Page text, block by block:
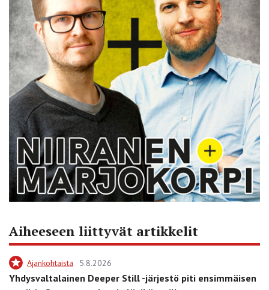
Aiheeseen liittyvät artikkelit
Ajankohtaista 5.8.2026
Yhdysvaltalainen Deeper Still -järjestö piti ensimmäisen